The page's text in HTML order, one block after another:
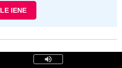
LE IENE